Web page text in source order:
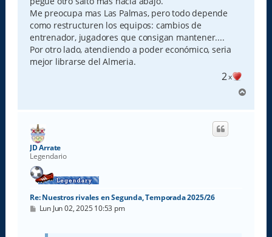
Me preocupa mas Las Palmas, pero todo depende
como restructuren los equipos: cambios de
entrenador, jugadores que consigan mantener....
Por otro lado, atendiendo a poder económico, seria
mejor librarse del Almeria.
2x
r
JD Arrate
Legendario
Re: Nuestros rivales en Segunda, Temporada 2025/26
M
Lun Jun 02, 2025 10:53 pm